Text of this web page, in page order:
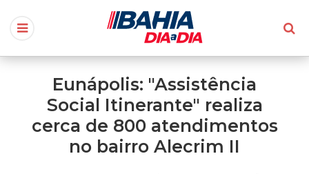
Eunápolis: "Assistência
Social Itinerante" realiza
cerca de 800 atendimentos
no bairro Alecrim II